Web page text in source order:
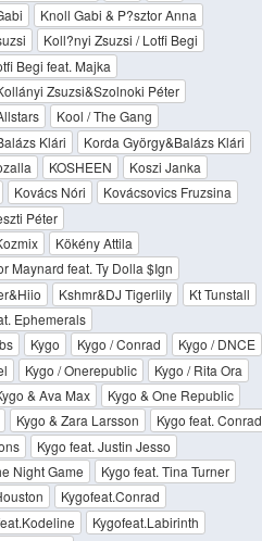
Knoll Gabi & P?sztor Anna
Koll?nyi Zsuzsi / Lotfi Begi
Begi feat. Majka
Zsuzsi&Szolnoki Péter
Kool / The Gang
Klári
Korda György&Balázs Klári
KOSHEEN
Koszi Janka
Kovács Nóri
Kovácsovics Fruzsina
Péter
Kökény Attila
Maynard feat. Ty Dolla $Ign
Kshmr&DJ Tigerlily
Kt Tunstall
Ephemerals
Kygo Kygo / Conrad
Kygo / DNCE
Kygo / Onerepublic
Kygo / Rita Ora
& Ava Max
Kygo & One Republic
Kygo & Zara Larsson
Kygo feat. Conrad
Kygo feat. Justin Jesso
Night Game
Kygo feat. Tina Turner
Kygofeat.Conrad
Kygofeat.Labirinth